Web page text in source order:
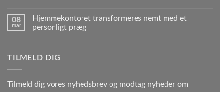
08
mar
Hjemmekontoret transformeres nemt med et
personligt præg
TILMELD DIG
Tilmeld dig vores nyhedsbrev og modtag nyheder om